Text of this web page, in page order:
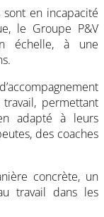
en incapacité
le Groupe P&V
échelle, à une
permettant
adapté à leurs
des coaches
concrète, un
travail dans les